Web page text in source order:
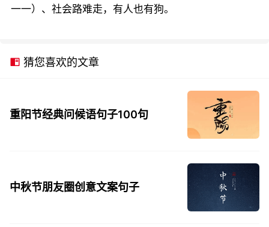
一一）、社会路难走，有人也有狗。
猜您喜欢的文章
重阳节经典问候语句子100句
中秋节朋友圈创意文案句子